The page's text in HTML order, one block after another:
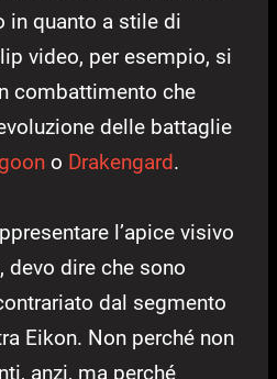
in quanto a stile di
video, per esempio, si
combattimento che
delle battaglie
o Drakengard.
l’apice visivo
devo dire che sono
dal segmento
Eikon. Non perché non
anzi, ma perché